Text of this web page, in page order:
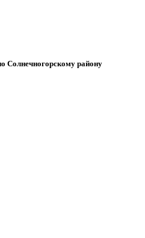
Солнечногорскому району